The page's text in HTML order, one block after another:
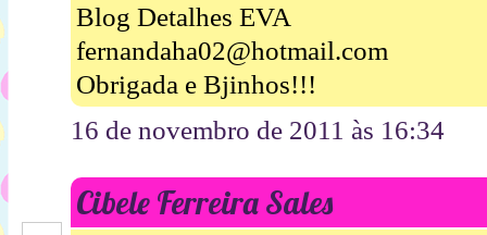
Blog Detalhes EVA
fernandaha02@hotmail.com
Obrigada e Bjinhos!!!
16 de novembro de 2011 às 16:34
Cibele Ferreira Sales